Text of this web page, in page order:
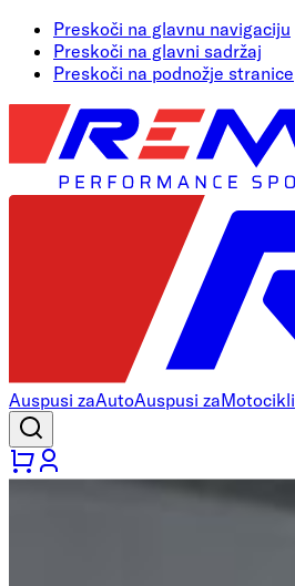
Preskoči na glavnu navigaciju
Preskoči na glavni sadržaj
Preskoči na podnožje stranice
Auspusi zaAutoAuspusi zaMotocikli